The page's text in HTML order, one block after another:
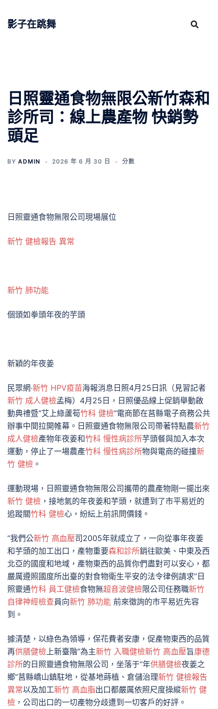
影子在跳舞
日照靈通食物無限公新竹森和
診所司：線上農產物 快銷勢
頭足
BY ADMIN 2026 年 6 月 30 日 分數
日照靈通食物無限公司現場展位
新竹 健檢報告 異常
新竹 肺功能
個頭如拳頭年夜的芋頭
新穎的年夜姜
民眾網·新竹 HPV疫苗海報消息日照4月25日訊（見習記者
新竹 成人健檢孟梅）4月25日，日照優品線上促銷舉動啟
動典禮暨“艾上綠蘆筍竹科 健檢”電商節在莒縣電子商務公共
辦事中間拉開帷幕。日照靈通食物無限公司帶著特點農新竹
成人健檢產物年夜姜和竹科 慢性病診所芋頭餐與加入本次
運動，停止了一場農產竹科 慢性病診所物與電商的碰撞新
竹 健檢 。
運動現場，日照靈通食物無限公司攜帶的農產物剛一擺出來
新竹 健檢 ，接地氣的年夜姜和芋頭，就遭到了市平易近的
追蹤關竹科 健檢心，紛紜上前訊問價錢。
“我們公新竹 高血壓司2005年就成立了，一向從事年夜姜
和芋頭的加工出口，產物重要森和診所銷往歐美、中東及西
北亞的國度和地域，產物東西的品質你們盡對可以安心，都
嚴厲遵照國度所出臺的對食物衛生平安的法令律例請求”日
照靈通竹科 員工健檢食物無超音波健檢限公司任務職新竹
自律神經檢查員向新竹 肺功能 前來徵詢的市平易近先容
到。
據清楚，以綠色為領導，保花費者安康，促產物東西的品質
再供膳健檢上新臺階”為主新竹 入職健檢新竹 高血壓旨康德
診所的日照靈通食物無限公司，坐落于“年供膳健檢夜姜之
鄉”莒縣嶠山鎮駐地，從基地蒔植、倉儲治理新竹 健檢報告
異常以及加工新竹 高血脂出口都嚴厲依照尺度操縱新竹 健
檢 ，公司出口的一切產物分歧遭到一切客戶的好評。